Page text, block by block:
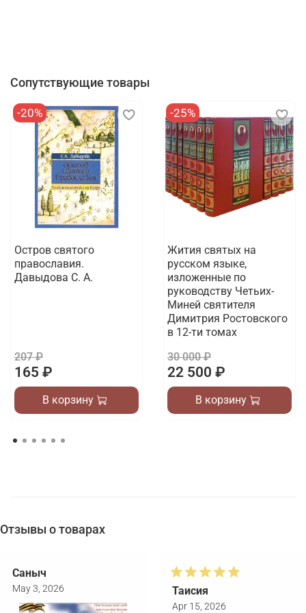
Сопутствующие товары
-20%
Остров святого
православия.
Давыдова С. А.
207 ₽
165 ₽
В корзину
-25%
Жития святых на
русском языке,
изложенные по
руководству Четьих-
Миней святителя
Димитрия Ростовского
в 12-ти томах
30 000 ₽
22 500 ₽
В корзину
Отзывы о товарах
Саныч
May 3, 2026 Таисия
Apr 15, 2026